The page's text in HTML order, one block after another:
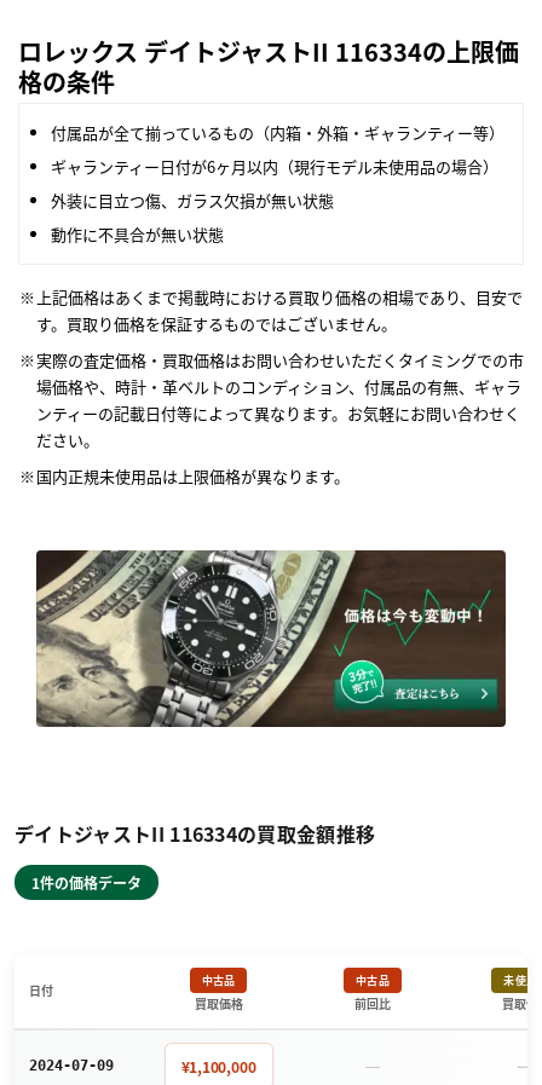
ロレックス デイトジャストII 116334の上限価
格の条件
付属品が全て揃っているもの（内箱・外箱・ギャランティー等）
ギャランティー日付が6ヶ月以内（現行モデル未使用品の場合）
外装に目立つ傷、ガラス欠損が無い状態
動作に不具合が無い状態
上記価格はあくまで掲載時における買取り価格の相場であり、目安で
す。買取り価格を保証するものではございません。
実際の査定価格・買取価格はお問い合わせいただくタイミングでの市
場価格や、時計・革ベルトのコンディション、付属品の有無、ギャラ
ンティーの記載日付等によって異なります。お気軽にお問い合わせく
ださい。
国内正規未使用品は上限価格が異なります。
デイトジャストII 116334の買取金額推移
1件の価格データ
日付
中古品
買取価格
中古品
前回比
未使用
買取価
2024-07-09 ¥1,100,000 － －